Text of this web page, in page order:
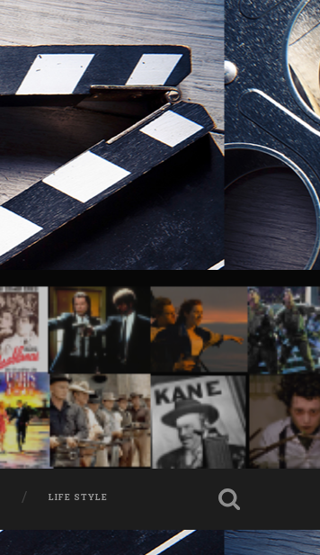
LIFE STYLE